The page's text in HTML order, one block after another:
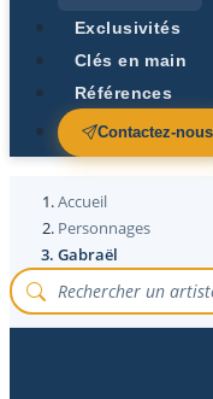
Exclusivités
Clés en main
Références
Contactez-nous
Accueil
Personnages
Gabraël